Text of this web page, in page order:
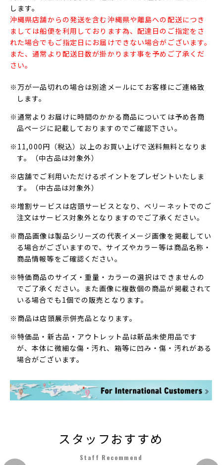
します。
沖縄県店舗からの発送を含む沖縄県や離島への配送につき
ましては船便を利用しております為、配達日のご指定をさ
れた場合でもご指定日にお届けできない場合がございます。
また、通常より配送日数が掛かります事を予めご了承くだ
さい。
※万が一品切れの場合は別途メールにてお客様にご連絡致
します。
※通常よりお届けに時間のかかる商品については予め各商
品ページに記載しておりますのでご確認下さい。
※11,000円（税込）以上のお買い上げで送料無料となりま
す。（中古品は対象外）
※店舗でご利用いただけるポイントをプレゼントいたしま
す。（中古品は対象外）
※増割サービスは店頭サービスとなり、ベリーネットでのご
注文はサービス対象外となりますのでご了承ください。
※商品画像は製品シリーズの代表イメージ画像を掲載してい
る場合がございますので、サイズやカラー等は商品名称・
商品情報等をご確認ください。
※特価商品のサイズ・重量・カラーの選択はできませんの
でご了承ください。また画像に複数個の商品が掲載されて
いる場合でも1個での販売となります。
※商品は店頭展示併売品となります。
※特価品・新古品・アウトレット品は新品未使用品です
が、本体に微細な傷・汚れ、箱等に凹み・傷・汚れがある
場合がございます。
スタッフおすすめ
Staff Recommend